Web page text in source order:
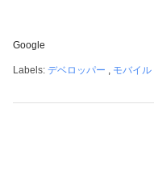
Google
Labels: デベロッパー , モバイル